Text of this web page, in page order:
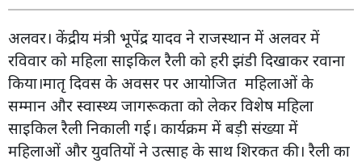
अलवर। केंद्रीय मंत्री भूपेंद्र यादव ने राजस्थान में अलवर में
रविवार को महिला साइकिल रैली को हरी झंडी दिखाकर रवाना
किया।मातृ दिवस के अवसर पर आयोजित महिलाओं के
सम्मान और स्वास्थ्य जागरूकता को लेकर विशेष महिला
साइकिल रैली निकाली गई। कार्यक्रम में बड़ी संख्या में
महिलाओं और युवतियों ने उत्साह के साथ शिरकत की। रैली का